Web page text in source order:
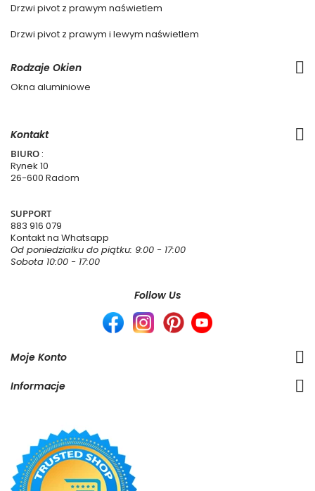
Drzwi pivot z prawym naświetlem
Drzwi pivot z prawym i lewym naświetlem
Rodzaje Okien
Okna aluminiowe
Kontakt
BIURO :
Rynek 10
26-600 Radom
SUPPORT
883 916 079
Kontakt na Whatsapp
Od poniedziałku do piątku: 9:00 - 17:00
Sobota 10:00 - 17:00
Follow Us
Moje Konto
Informacje